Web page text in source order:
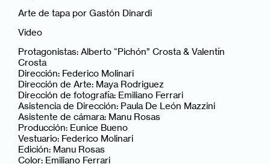
Arte de tapa por Gastón Dinardi
Video
Protagonistas: Alberto “Pichón” Crosta & Valentín
Crosta
Dirección: Federico Molinari
Dirección de Arte: Maya Rodriguez
Dirección de fotografía: Emiliano Ferrari
Asistencia de Dirección: Paula De León Mazzini
Asistente de cámara: Manu Rosas
Producción: Eunice Bueno
Vestuario: Federico Molinari
Edición: Manu Rosas
Color: Emiliano Ferrari